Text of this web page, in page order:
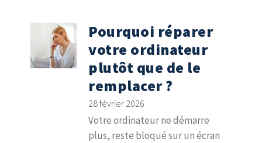
Pourquoi réparer
votre ordinateur
plutôt que de le
remplacer ?
28 février 2026
Votre ordinateur ne démarre
plus, reste bloqué sur un écran